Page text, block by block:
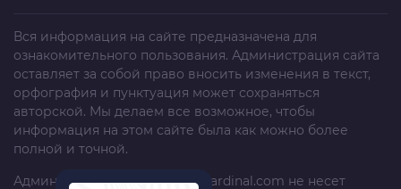
Вся информация на сайте предназначена для
ознакомительного пользования. Администрация сайта
оставляет за собой право вносить изменения в текст,
орфография и пунктуация может сохраняться
авторской. Мы делаем все возможное, чтобы
информация на этом сайте была как можно более
полной и точной.
Администрация сайтаtrafficcardinal.com не несет